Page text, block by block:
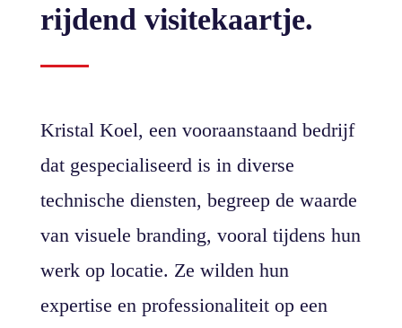
rijdend visitekaartje.
Kristal Koel, een vooraanstaand bedrijf
dat gespecialiseerd is in diverse
technische diensten, begreep de waarde
van visuele branding, vooral tijdens hun
werk op locatie. Ze wilden hun
expertise en professionaliteit op een